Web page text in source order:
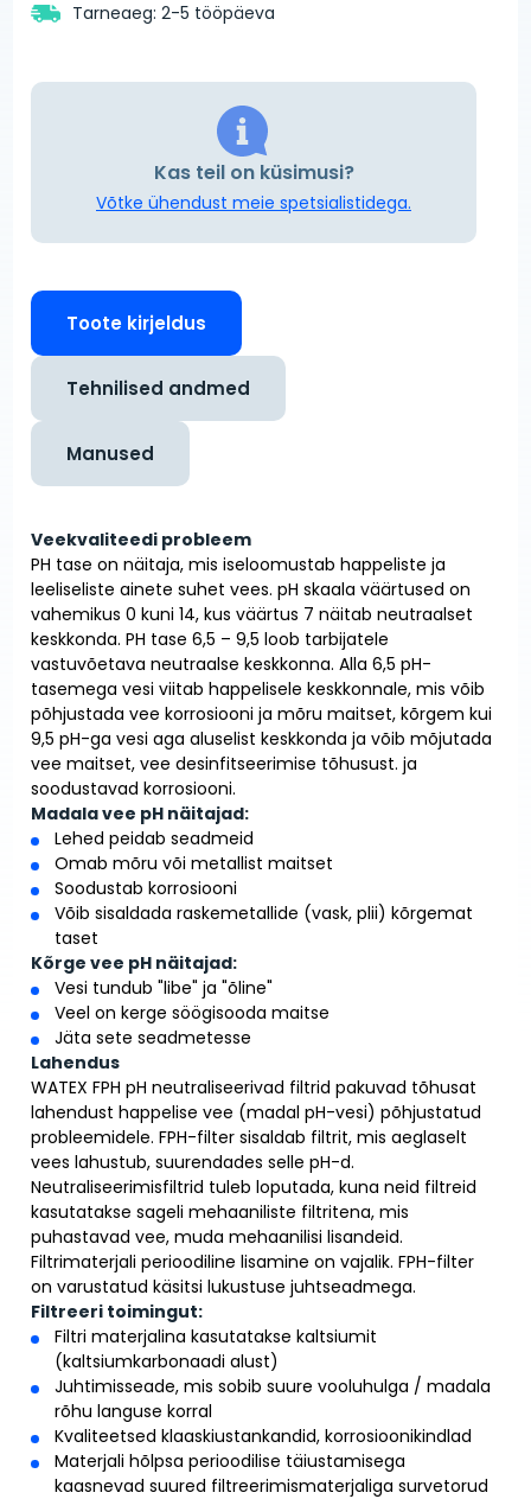
Tarneaeg: 2-5 tööpäeva
Kas teil on küsimusi?
Võtke ühendust meie spetsialistidega.
Toote kirjeldus
Tehnilised andmed
Manused
Veekvaliteedi probleem
PH tase on näitaja, mis iseloomustab happeliste ja
leeliseliste ainete suhet vees. pH skaala väärtused on
vahemikus 0 kuni 14, kus väärtus 7 näitab neutraalset
keskkonda. PH tase 6,5 – 9,5 loob tarbijatele
vastuvõetava neutraalse keskkonna. Alla 6,5 pH-
tasemega vesi viitab happelisele keskkonnale, mis võib
põhjustada vee korrosiooni ja mõru maitset, kõrgem kui
9,5 pH-ga vesi aga aluselist keskkonda ja võib mõjutada
vee maitset, vee desinfitseerimise tõhusust. ja
soodustavad korrosiooni.
Madala vee pH näitajad:
Lehed peidab seadmeid
Omab mõru või metallist maitset
Soodustab korrosiooni
Võib sisaldada raskemetallide (vask, plii) kõrgemat
taset
Kõrge vee pH näitajad:
Vesi tundub "libe" ja "õline"
Veel on kerge söögisooda maitse
Jäta sete seadmetesse
Lahendus
WATEX FPH pH neutraliseerivad filtrid pakuvad tõhusat
lahendust happelise vee (madal pH-vesi) põhjustatud
probleemidele. FPH-filter sisaldab filtrit, mis aeglaselt
vees lahustub, suurendades selle pH-d.
Neutraliseerimisfiltrid tuleb loputada, kuna neid filtreid
kasutatakse sageli mehaaniliste filtritena, mis
puhastavad vee, muda mehaanilisi lisandeid.
Filtrimaterjali perioodiline lisamine on vajalik. FPH-filter
on varustatud käsitsi lukustuse juhtseadmega.
Filtreeri toimingut:
Filtri materjalina kasutatakse kaltsiumit
(kaltsiumkarbonaadi alust)
Juhtimisseade, mis sobib suure vooluhulga / madala
rõhu languse korral
Kvaliteetsed klaaskiustankandid, korrosioonikindlad
Materjali hõlpsa perioodilise täiustamisega
kaasnevad suured filtreerimismaterjaliga survetorud